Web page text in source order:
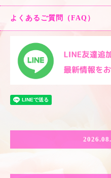
よくあるご質問（FAQ）